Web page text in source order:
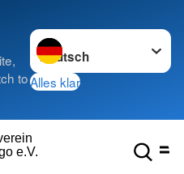
to
Sprache wechseln zu
Alles klar
e.V.